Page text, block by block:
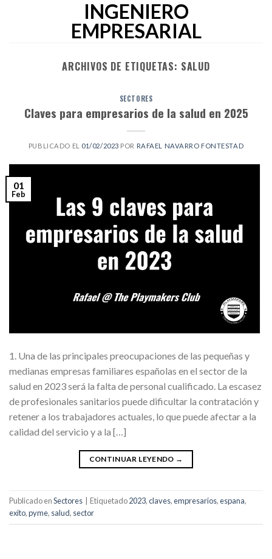
INGENIERO
EMPRESARIAL
ARCHIVOS DE ETIQUETAS: SALUD
SECTORES
Claves para empresarios de la salud en 2025
PUBLICADO EL 01/02/2023 POR RAFAEL NAVARRO FONTESTAD
01
Feb
1. Una de las principales preocupaciones de las pequeñas y
medianas empresas familiares españolas en el sector de la
salud en 2023 será la falta de personal cualificado. La escasez
de profesionales sanitarios puede dificultar la contratación y
retener a los trabajadores actuales, lo que puede afectar a la
calidad del servicio y a la […]
CONTINUAR LEYENDO →
Publicado enSectores Etiquetado2023,claves,empresarios,espana,
exito,pyme, salud, sector